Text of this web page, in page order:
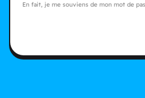
En fait, je me souviens de mon mot de